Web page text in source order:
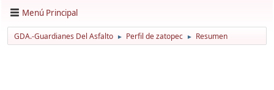
Menú Principal
GDA.-Guardianes Del Asfalto ► Perfil de zatopec ► Resumen